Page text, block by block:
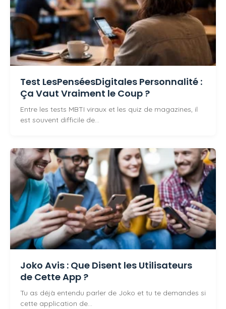
Test LesPenséesDigitales Personnalité :
Ça Vaut Vraiment le Coup ?
Entre les tests MBTI viraux et les quiz de magazines, il
est souvent difficile de…
Joko Avis : Que Disent les Utilisateurs
de Cette App ?
Tu as déjà entendu parler de Joko et tu te demandes si
cette application de…